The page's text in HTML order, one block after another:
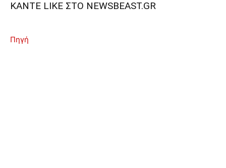
ΚΑΝΤΕ LIKE ΣΤΟ NEWSBEAST.GR
Πηγή